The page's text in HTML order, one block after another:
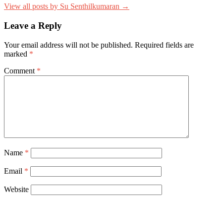
View all posts by Su Senthilkumaran →
Leave a Reply
Your email address will not be published. Required fields are
marked *
Comment *
Name *
Email *
Website